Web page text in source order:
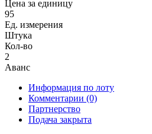
Цена за единицу
95
Ед. измерения
Штука
Кол-во
2
Аванс
Информация по лоту
Комментарии (0)
Партнерство
Подача закрыта